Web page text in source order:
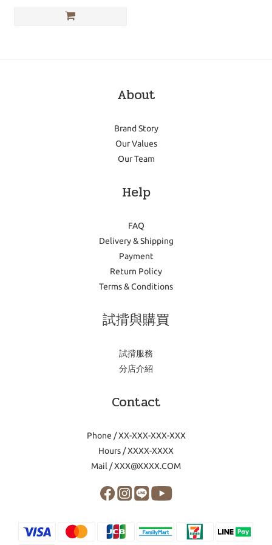
About
Brand Story
Our Values
Our Team
Help
FAQ
Delivery & Shipping
Payment
Return Policy
Terms & Conditions
試揹與購買
試揹服務
分店介紹
Contact
Phone / XX-XXX-XXX-XXX
Hours / XXXX-XXXX
Mail / XXX@XXXX.COM